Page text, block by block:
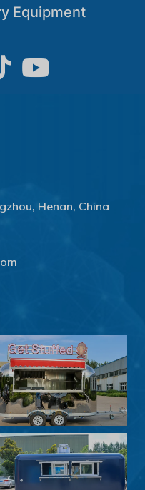
Equipment
Henan, China
Hrvatski
Српски језик
Norsk nynorsk
Maori
Eesti
Български
Slovenčina